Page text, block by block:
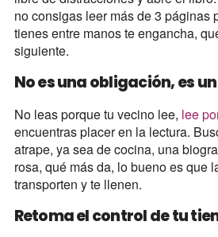
no consigas leer más de 3 páginas
tienes entre manos te engancha,
siguiente.
No es una obligación, es
No leas porque tu vecino lee, lee
encuentras placer en la lectura.
atrape, ya sea de cocina, una
rosa, qué más da, lo bueno es que
transporten y te llenen.
Retoma el control de tu